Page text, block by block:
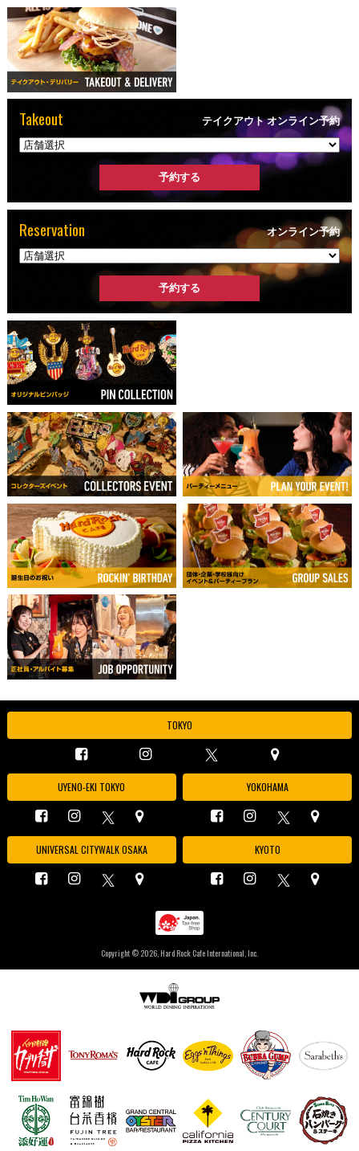
Takeout テイクアウト オンライン予約
Reservation オンライン予約
TOKYO
UYENO-EKI TOKYO YOKOHAMA
UNIVERSAL CITYWALK OSAKA KYOTO
Copyright © 2026, Hard Rock Cafe International, Inc.